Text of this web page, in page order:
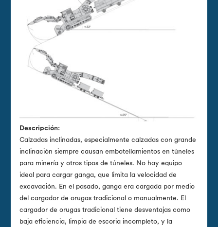
Descripción:
Calzadas inclinadas, especialmente calzadas con grande
inclinación siempre causan embotellamientos en túneles
para minería y otros tipos de túneles. No hay equipo
ideal para cargar ganga, que limita la velocidad de
excavación. En el pasado, ganga era cargada por medio
del cargador de orugas tradicional o manualmente. El
cargador de orugas tradicional tiene desventajas como
baja eficiencia, limpia de escoria incompleto, y la